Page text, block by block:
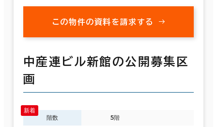
この物件の資料を請求する
中産連ビル新館の公開募集区
画
階数 5階